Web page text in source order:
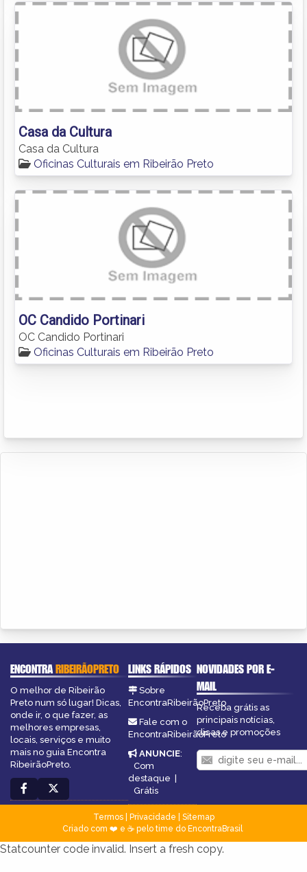
Casa da Cultura
Casa da Cultura
Oficinas Culturais em Ribeirão Preto
OC Candido Portinari
OC Candido Portinari
Oficinas Culturais em Ribeirão Preto
ENCONTRARIBEIRÃOPRETO
O melhor de Ribeirão
Preto num só lugar! Dicas,
onde ir, o que fazer, as
melhores empresas,
locais, serviços e muito
mais no guia Encontra
RibeirãoPreto.
LINKS RÁPIDOS
Sobre
EncontraRibeirãoPreto
Fale com o
EncontraRibeirãoPreto
ANUNCIE:
Com
destaque |
Grátis
NOVIDADES POR E-
MAIL
Receba grátis as
principais notícias,
dicas e promoções
Termos| Privacidade
Sitemap
Criado com ❤️ e ☕ pelo time do EncontraBrasil
Statcounter code invalid. Insert a fresh copy.